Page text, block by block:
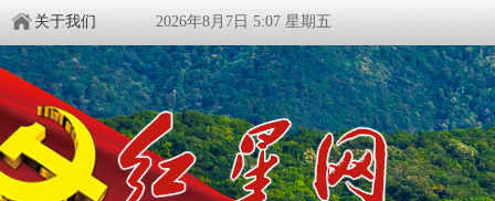
关于我们 2026年8月7日 5:07 星期五